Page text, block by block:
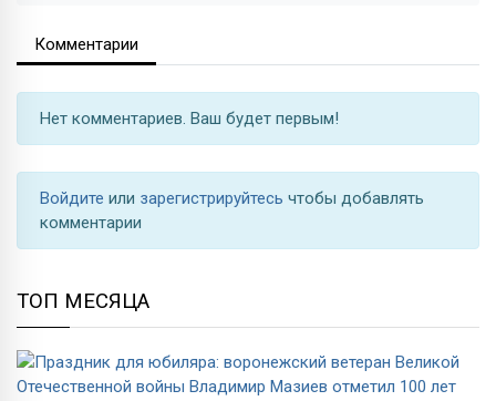
Комментарии
Нет комментариев. Ваш будет первым!
Войдите или зарегистрируйтесь чтобы добавлять
комментарии
ТОП МЕСЯЦА